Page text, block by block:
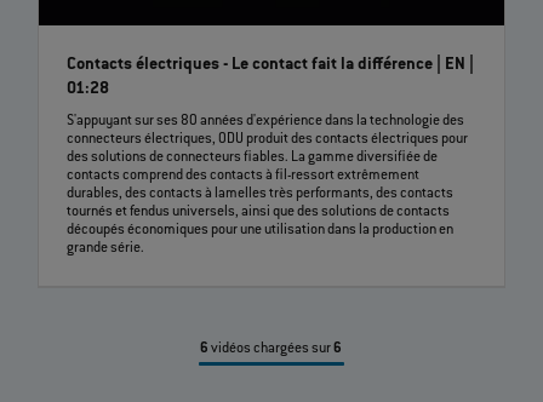
Contacts électriques - Le contact fait la différence | EN |
01:28
S'appuyant sur ses 80 années d'expérience dans la technologie des
connecteurs électriques, ODU produit des contacts électriques pour
des solutions de connecteurs fiables. La gamme diversifiée de
contacts comprend des contacts à fil-ressort extrêmement
durables, des contacts à lamelles très performants, des contacts
tournés et fendus universels, ainsi que des solutions de contacts
découpés économiques pour une utilisation dans la production en
grande série.
6 vidéos chargées sur6